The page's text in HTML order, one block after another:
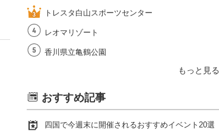
トレスタ白山スポーツセンター
レオマリゾート
香川県立亀鶴公園
もっと見る
おすすめ記事
四国で今週末に開催されるおすすめイベント20選